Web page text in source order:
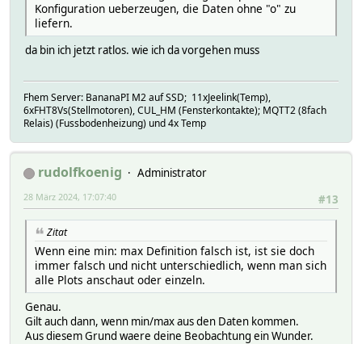
Konfiguration ueberzeugen, die Daten ohne "o" zu
liefern.
da bin ich jetzt ratlos. wie ich da vorgehen muss
Fhem Server: BananaPI M2 auf SSD; 11xJeelink(Temp),
6xFHT8Vs(Stellmotoren), CUL_HM (Fensterkontakte); MQTT2 (8fach
Relais) (Fussbodenheizung) und 4x Temp
rudolfkoenig
Administrator
#13
28 März 2024, 17:07:40
Zitat
Wenn eine min: max Definition falsch ist, ist sie doch
immer falsch und nicht unterschiedlich, wenn man sich
alle Plots anschaut oder einzeln.
Genau.
Gilt auch dann, wenn min/max aus den Daten kommen.
Aus diesem Grund waere deine Beobachtung ein Wunder.